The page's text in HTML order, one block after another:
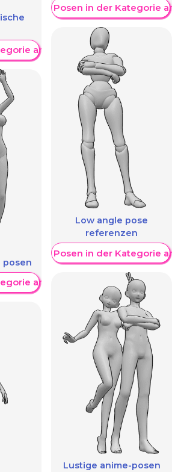
anzeigen
posen
anzeigen
Weitere Posen in der Kategorie
Low angle pose
referenzen
Weitere Posen in der Kategorie
Lustige anime-posen